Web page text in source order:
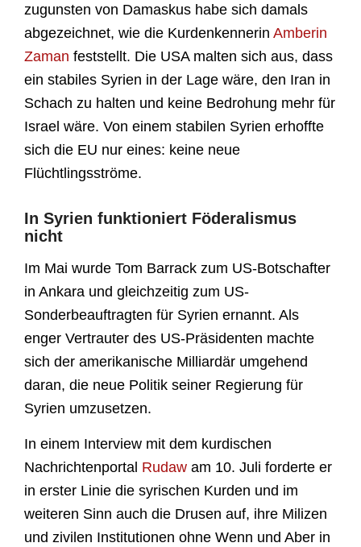
zugunsten von Damaskus habe sich damals
abgezeichnet, wie die Kurdenkennerin Amberin
Zaman feststellt. Die USA malten sich aus, dass
ein stabiles Syrien in der Lage wäre, den Iran in
Schach zu halten und keine Bedrohung mehr für
Israel wäre. Von einem stabilen Syrien erhoffte
sich die EU nur eines: keine neue
Flüchtlingsströme.
In Syrien funktioniert Föderalismus
nicht
Im Mai wurde Tom Barrack zum US-Botschafter
in Ankara und gleichzeitig zum US-
Sonderbeauftragten für Syrien ernannt. Als
enger Vertrauter des US-Präsidenten machte
sich der amerikanische Milliardär umgehend
daran, die neue Politik seiner Regierung für
Syrien umzusetzen.
In einem Interview mit dem kurdischen
Nachrichtenportal Rudaw am 10. Juli forderte er
in erster Linie die syrischen Kurden und im
weiteren Sinn auch die Drusen auf, ihre Milizen
und zivilen Institutionen ohne Wenn und Aber in